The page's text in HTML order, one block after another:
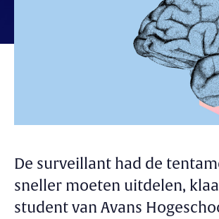
De surveillant had de
sneller moeten uitdelen,
student van Avans